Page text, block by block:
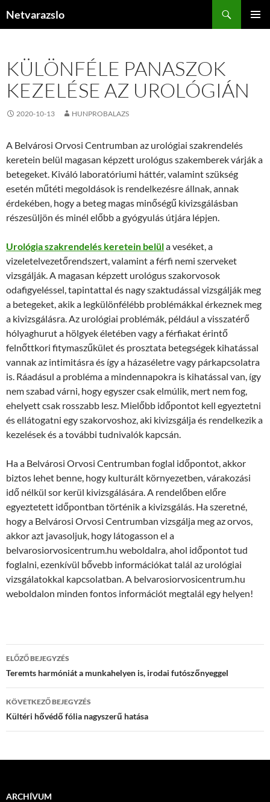
Netvarazslo
KÜLÖNFÉLE PANASZOK
KEZELÉSE AZ UROLÓGIÁN
2020-10-13 HUNPROBALAZS
A Belvárosi Orvosi Centrumban az urológiai szakrendelés
keretein belül magasan képzett urológus szakemberek várják a
betegeket. Kiváló laboratóriumi háttér, valamint szükség
esetén műtéti megoldások is rendelkezésre állnak, annak
érdekében, hogy a beteg magas minőségű kivizsgálásban
részesüljön és minél előbb a gyógyulás útjára lépjen.
Urológia szakrendelés keretein belüla veséket, a
vizeletelvezetőrendszert, valamint a férfi nemi szerveket
vizsgálják. A magasan képzett urológus szakorvosok
odafigyeléssel, tapintattal és nagy szaktudással vizsgálják meg
a betegeket, akik a legkülönfélébb problémákkal érkeznek meg
a kivizsgálásra. Az urológiai problémák, például a visszatérő
hólyaghurut a hölgyek életében vagy a férfiakat érintő
felnőttkori fitymaszűkület és prosztata betegségek kihatással
vannak az intimitásra és így a házaséletre vagy párkapcsolatra
is. Ráadásul a probléma a mindennapokra is kihatással van, így
nem szabad várni, hogy egyszer csak elmúlik, mert nem fog,
ehelyett csak rosszabb lesz. Mielőbb időpontot kell egyeztetni
és ellátogatni egy szakorvoshoz, aki kivizsgálja és rendelkezik a
kezelések és a további tudnivalók kapcsán.
Ha a Belvárosi Orvosi Centrumban foglal időpontot, akkor
biztos lehet benne, hogy kulturált környezetben, várakozási
idő nélkül sor kerül kivizsgálására. A rendelőben előre
egyeztetett időpontban történik a kivizsgálás. Ha szeretné,
hogy a Belvárosi Orvosi Centrumban vizsgálja meg az orvos,
akkor azt javasoljuk, hogy látogasson el a
belvarosiorvosicentrum.hu weboldalra, ahol időpontot tud
foglalni, ezenkívül bővebb információkat talál az urológiai
vizsgálatokkal kapcsolatban. A belvarosiorvosicentrum.hu
weboldalon minden fontos információt megtalál egy helyen!
Bejegyzés
navigáció
ELŐZŐ BEJEGYZÉS
Teremts harmóniát a munkahelyen is, irodai futószőnyeggel
KÖVETKEZŐ BEJEGYZÉS
Kültéri hővédő fólia nagyszerű hatása
ARCHÍVUM